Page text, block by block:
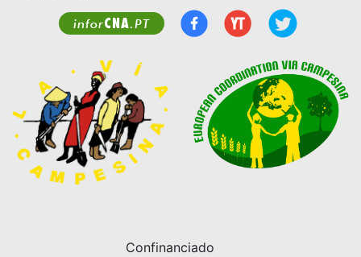
inforCNA.PT
Confinanciado